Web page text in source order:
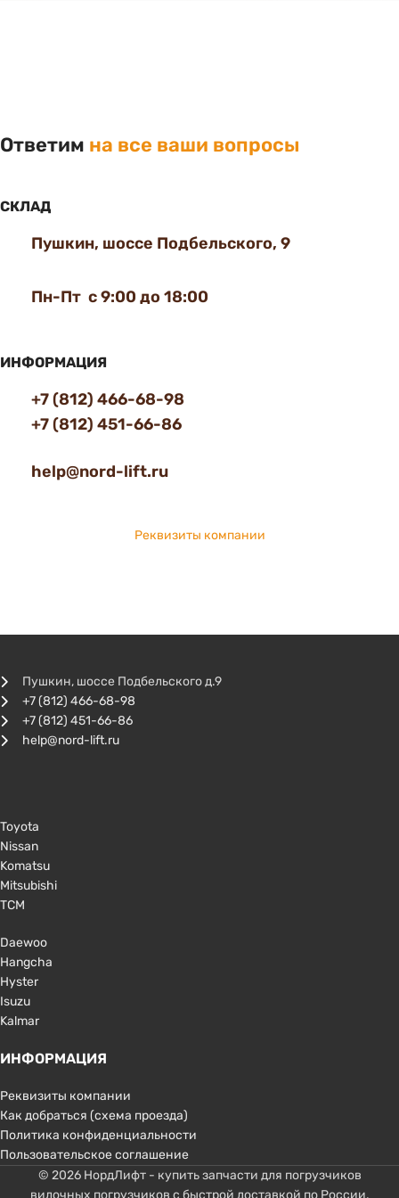
Ответим на все ваши вопросы
СКЛАД
Пушкин, шоссе Подбельского, 9
Пн-Пт с 9:00 до 18:00
ИНФОРМАЦИЯ
+7 (812) 466-68-98
+7 (812) 451-66-86
help@nord-lift.ru
Реквизиты компании
Пушкин, шоссе Подбельского д.9
+7 (812) 466-68-98
+7 (812) 451-66-86
help@nord-lift.ru
Toyota
Nissan
Komatsu
Mitsubishi
TCM
Daewoo
Hangcha
Hyster
Isuzu
Kalmar
ИНФОРМАЦИЯ
Реквизиты компании
Как добраться (схема проезда)
Политика конфиденциальности
Пользовательское соглашение
© 2026 НордЛифт - купить запчасти для погрузчиков